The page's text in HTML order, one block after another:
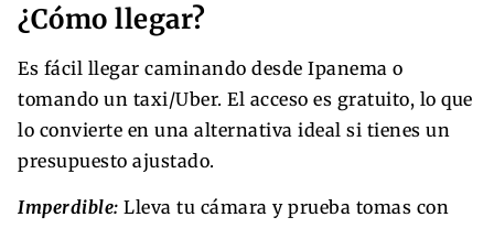
¿Cómo llegar?
Es fácil llegar caminando desde Ipanema o
tomando un taxi/Uber. El acceso es gratuito, lo que
lo convierte en una alternativa ideal si tienes un
presupuesto ajustado.
Imperdible: Lleva tu cámara y prueba tomas con